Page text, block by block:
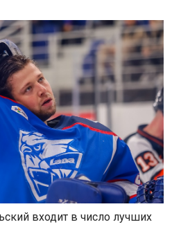
входит в число лучших